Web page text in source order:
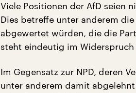
Viele Positionen der AfD seien
Dies betreffe unter anderem
abgewertet würden, die die
steht eindeutig im Widerspruch
Im Gegensatz zur NPD, deren
unter anderem damit